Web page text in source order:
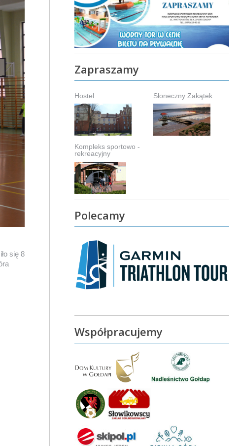
się 8
Zapraszamy
Hostel Słoneczny Zakątek
Kompleks sportowo -
rekreacyjny
Polecamy
Współpracujemy